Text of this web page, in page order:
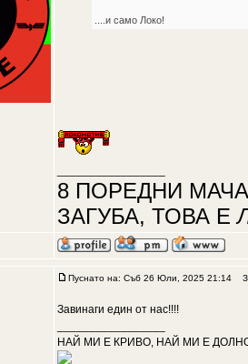
....и само Локо!
8 ПОРЕДНИ
ЗАГУБА, ТОВА Е
Пуснато на: Съб 26 Юли, 2025 21:14
Завинаги един от нас!!!!
НАЙ МИ Е КРИВО, НАЙ МИ Е